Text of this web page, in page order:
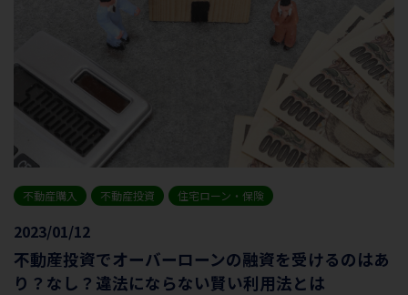
不動産購入 不動産投資 住宅ローン・保険
2023/01/12
不動産投資でオーバーローンの融資を受けるのはあ
り？なし？違法にならない賢い利用法とは